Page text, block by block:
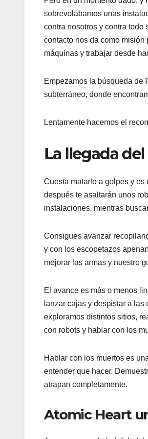
sobrevolábamos unas
contra nosotros y contra todo
contacto nos da como
máquinas y trabajar desde
Empezamos la búsqueda de
subterráneo, donde
Lentamente hacemos el
La llegada
Cuesta matarlo a golpes y
después te asaltarán unos
instalaciones, mientras
Consigues avanzar
y con los escopetazos
mejorar las armas y nuestro
El avance es más o menos
lanzar cajas y despistar a
exploramos distintos sitios,
con robots y hablar con los
Hablar con los muertos es
entender que hacer.
atrapan completamente.
Atomic Heart